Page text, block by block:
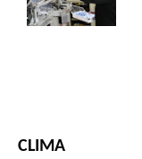
CLIMA